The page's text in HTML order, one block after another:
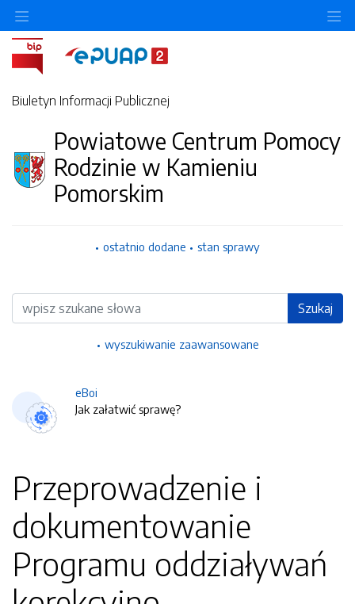
Biuletyn Informacji Publicznej
Powiatowe Centrum Pomocy
Rodzinie w Kamieniu
Pomorskim
ostatnio dodane stan sprawy
Wyszukiwarka Szukaj
wyszukiwanie zaawansowane
eBoi
Jak załatwić sprawę?
Przeprowadzenie i
dokumentowanie
Programu oddziaływań